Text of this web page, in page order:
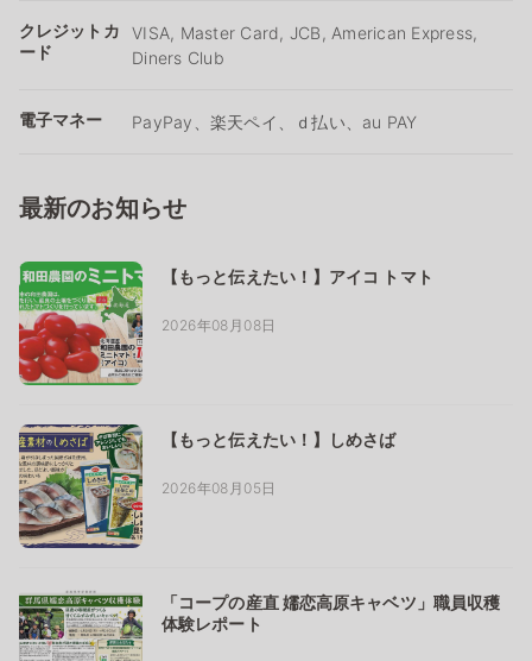
クレジットカ
ード
VISA, Master Card, JCB, American Express,
Diners Club
電子マネー PayPay、楽天ペイ、ｄ払い、au PAY
最新のお知らせ
【もっと伝えたい！】アイコ トマト
2026年08月08日
【もっと伝えたい！】しめさば
2026年08月05日
「コープの産直 嬬恋高原キャベツ」職員収穫
体験レポート